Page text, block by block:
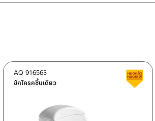
Best Seller สินค้าขายดี
ชักโครกชิ้นเดียว
AQ 916563